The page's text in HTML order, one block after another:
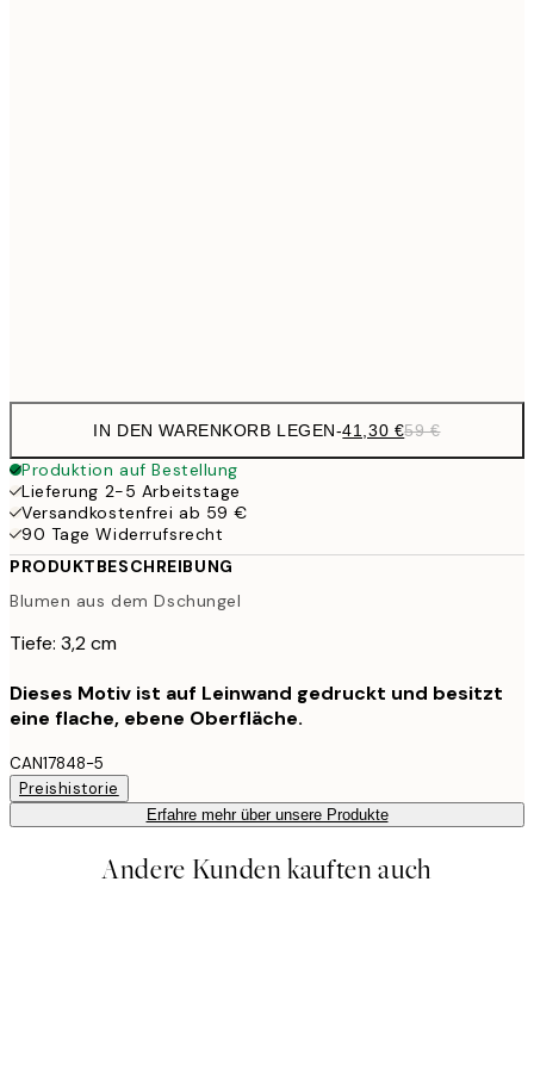
IN DEN WARENKORB LEGEN-41,30 €59 €
Produktion auf Bestellung
Lieferung 2-5 Arbeitstage
Versandkostenfrei ab 59 €
90 Tage Widerrufsrecht
PRODUKTBESCHREIBUNG
Blumen aus dem Dschungel
Tiefe: 3,2 cm
Dieses Motiv ist auf Leinwand gedruckt und besitzt
eine flache, ebene Oberfläche.
CAN17848-5
Preishistorie
Erfahre mehr über unsere Produkte
Andere Kunden kauften auch